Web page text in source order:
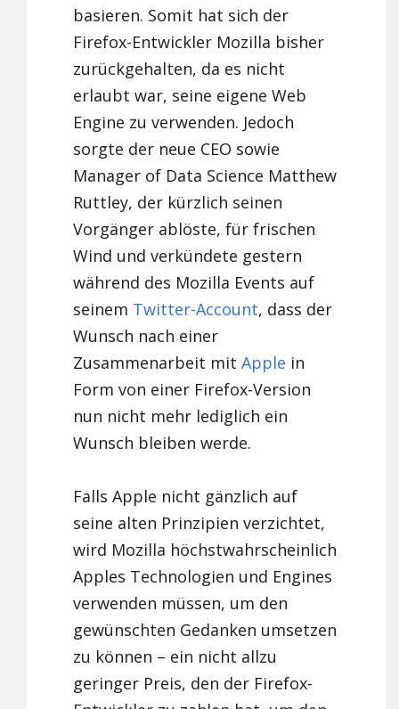
basieren. Somit hat sich der
Firefox-Entwickler Mozilla bisher
zurückgehalten, da es nicht
erlaubt war, seine eigene Web
Engine zu verwenden. Jedoch
sorgte der neue CEO sowie
Manager of Data Science Matthew
Ruttley, der kürzlich seinen
Vorgänger ablöste, für frischen
Wind und verkündete gestern
während des Mozilla Events auf
seinem Twitter-Account, dass der
Wunsch nach einer
Zusammenarbeit mitApple in
Form von einer Firefox-Version
nun nicht mehr lediglich ein
Wunsch bleiben werde.
Falls Apple nicht gänzlich auf
seine alten Prinzipien verzichtet,
wird Mozilla höchstwahrscheinlich
Apples Technologien und Engines
verwenden müssen, um den
gewünschten Gedanken umsetzen
zu können – ein nicht allzu
geringer Preis, den der Firefox-